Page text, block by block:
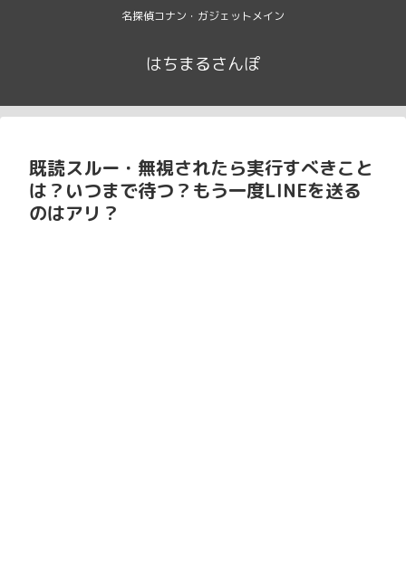
名探偵コナン・ガジェットメイン
はちまるさんぽ
既読スルー・無視されたら実行すべきこと
は？いつまで待つ？もう一度LINEを送る
のはアリ？